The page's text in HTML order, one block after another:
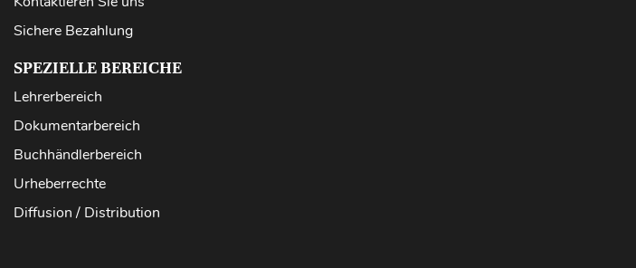
Sichere Bezahlung
SPEZIELLE BEREICHE
Lehrerbereich
Dokumentarbereich
Buchhändlerbereich
Urheberrechte
Diffusion / Distribution